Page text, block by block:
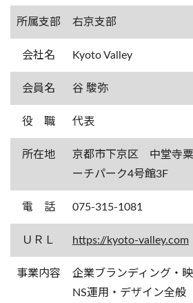
所属支部 右京支部
会社名 Kyoto Valley
会員名 谷 駿弥
役 職 代表
所在地
京都市下京区 中堂寺
ーチパーク4号館3F
電 話 075-315-1081
ＵＲＬ https://kyoto-valley.com
事業内容
企業ブランディング・
NS運用・デザイン全般